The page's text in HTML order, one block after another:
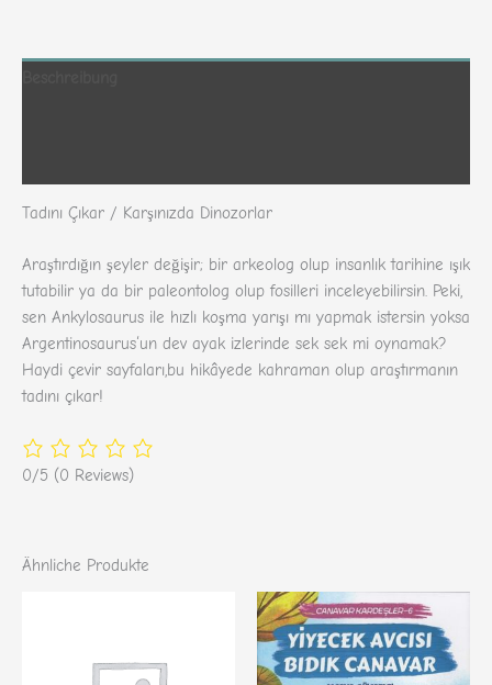
Tadını Çıkar / Karşınızda Dinozorlar
Araştırdığın şeyler değişir; bir arkeolog olup insanlık tarihine ışık
tutabilir ya da bir paleontolog olup fosilleri inceleyebilirsin. Peki,
sen Ankylosaurus ile hızlı koşma yarışı mı yapmak istersin yoksa
Argentinosaurus‘un dev ayak izlerinde sek sek mi oynamak?
Haydi çevir sayfaları,bu hikâyede kahraman olup araştırmanın
tadını çıkar!
0/5 (0 Reviews)
Ähnliche Produkte